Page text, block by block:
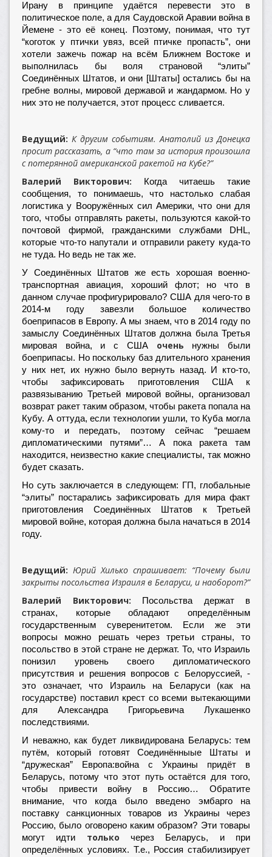
Ирану в принципе удаётся перевести это в
политическое поле, а для Саудовской Аравии война в
Йемене - это её конец. Поэтому, понимая, что тут
“коготок у птички увяз, всей птичке пропасть”, они
хотели зажечь пожар на всём Ближнем Востоке и
выполнилась бы воля страновой “элиты”
Соединённых Штатов, и они [Штаты] остались бы на
гребне волны, мировой державой и жандармом. Но у
них это не получается, этот процесс сливается.
Ведущий: К другим событиям. Анатолий из Донецка
просит рассказать, а “что там за история произошла
с потерянной американской ракетой на Кубе?”
Валерий Викторович:
Когда читаешь такие
сообщения, то понимаешь, что настолько слабая
логистика у Вооружённых сил Америки, что они для
того, чтобы отправлять ракеты, пользуются какой-то
почтовой фирмой, гражданскими службами DHL,
которые что-то напутали и отправили ракету куда-то
не туда. Но ведь не так же.
У Соединённых Штатов же есть хорошая военно-
транспортная авиация, хороший флот; но что в
данном случае профигурировало? США для чего-то в
2014-м году завезли большое количество
боеприпасов в Европу. А мы знаем, что в 2014 году по
замыслу Соединённых Штатов должна была Третья
мировая война, и с США очень нужны были
боеприпасы. Но поскольку баз длительного хранения
у них нет, их нужно было вернуть назад. И кто-то,
чтобы зафиксировать приготовления США к
развязыванию Третьей мировой войны, организовал
возврат ракет таким образом, чтобы ракета попала на
Кубу. А оттуда, если технологии ушли, то Куба могла
кому-то и передать, поэтому сейчас “решаем
дипломатическими путями”… А пока ракета там
находится, неизвестно какие специалисты, так можно
будет сказать.
Но суть заключается в следующем: ГП, глобальные
“элиты” постарались зафиксировать для мира факт
приготовления Соединённых Штатов к Третьей
мировой войне, которая должна была начаться в 2014
году.
Ведущий: Юрий Хилько спрашивает: “Почему были
закрыты посольства Израиля в Беларуси, и наоборот?”
Валерий Викторович:
Посольства держат в
странах, которые обладают определённым
государственным суверенитетом. Если же эти
вопросы можно решать через третьи страны, то
посольство в этой стране не держат. То, что Израиль
понизил уровень своего дипломатического
присутствия и решения вопросов с Белоруссией, -
это означает, что Израиль на Беларуси (как на
государстве) поставил крест со всеми вытекающими
для Александра Григорьевича Лукашенко
последствиями.
И неважно, как будет ликвидирована Беларусь: тем
путём, который готовят Соединённыые Штаты и
“дружеская” Европа:война с Украины придёт в
Беларусь, потому что этот путь остаётся для того,
чтобы привести войну в Россию… Обратите
внимание, что когда было введено эмбарго на
поставку санкционных товаров из Украины через
Россию, было оговорено каким образом? Эти товары
могут идти только через Беларусь, и при
определённых условиях. Т.е., Россия стабилизирует